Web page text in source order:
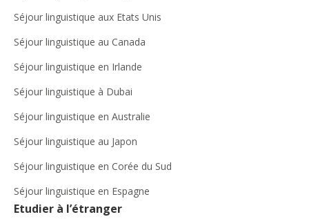
Séjour linguistique aux Etats Unis
Séjour linguistique au Canada
Séjour linguistique en Irlande
Séjour linguistique à Dubai
Séjour linguistique en Australie
Séjour linguistique au Japon
Séjour linguistique en Corée du Sud
Séjour linguistique en Espagne
Etudier à l’étranger